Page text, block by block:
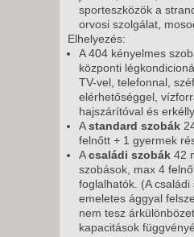
sporteszközök a
orvosi szolgálat,
Elhelyezés:
A 404 kényelmes
központi
TV-vel, telefonnal,
elérhetőséggel,
hajszárítóval és
Astandard szobák
felnőtt + 1 gyermek
Acsaládi szobák 42
szobások, max 4
foglalhatók. (A
emeletes ággyal
nem tesz
kapacitások